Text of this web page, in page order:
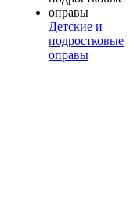
Детские и
подростковые
оправы